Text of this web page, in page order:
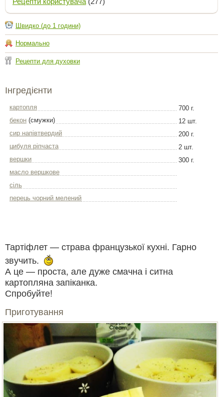
Швидко (до 1 години)
Нормально
Рецепти для духовки
Інгредієнти
картопля
700 г.
бекон (смужки)
12 шт.
сир напівтвердий
200 г.
цибуля ріпчаста
2 шт.
вершки
300 г.
масло вершкове
сіль
перець чорний мелений
Тартіфлет — страва французької кухні. Гарно
звучить.
А це — проста, але дуже смачна і ситна
картопляна запіканка.
Спробуйте!
Приготування